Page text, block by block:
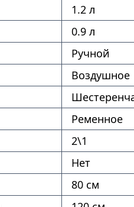
1.2 л
0.9 л
Ручной
Воздушное
Ременное
2\1
Нет
80 см